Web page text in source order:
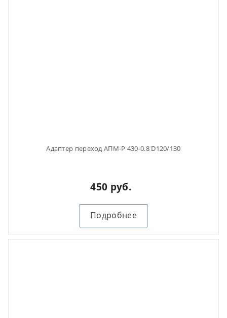
Адаптер переход АПМ-Р 430-0.8 D120/130
450 руб.
Подробнее